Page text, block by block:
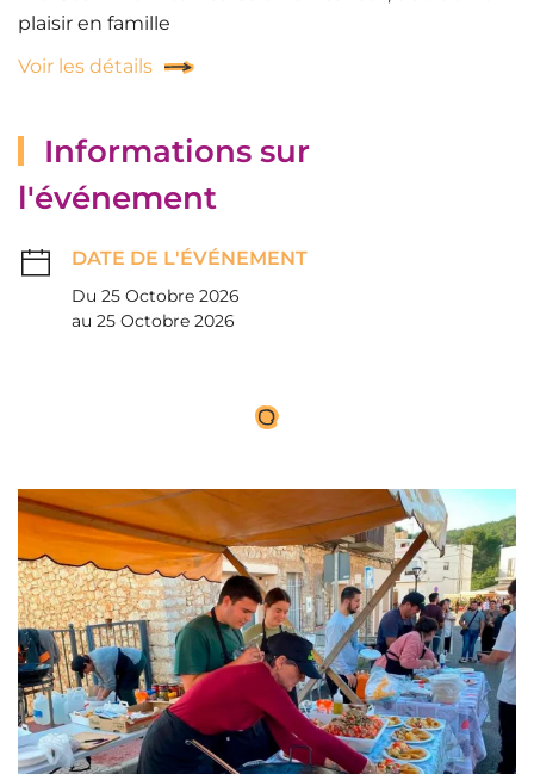
plaisir en famille
Voir les détails
Informations sur
l'événement
DATE DE L'ÉVÉNEMENT
Du 25 Octobre 2026
au 25 Octobre 2026